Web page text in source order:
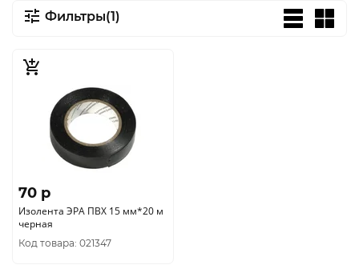
Фильтры(1)
70 p
Изолента ЭРА ПВХ 15 мм*20 м
черная
Код товара: 021347